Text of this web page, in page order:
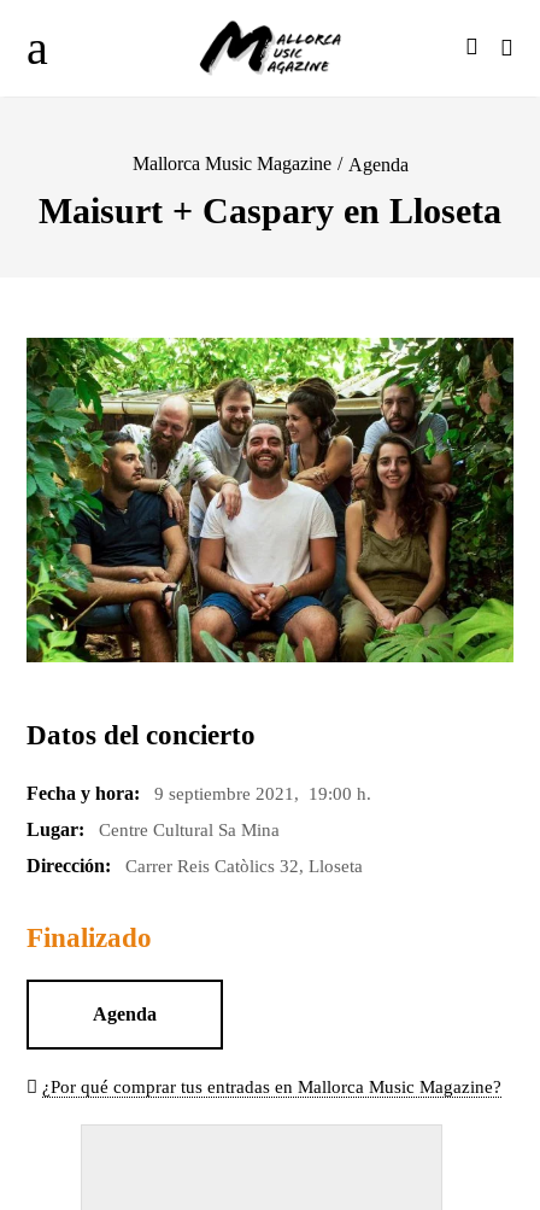
Mallorca Music Magazine / Agenda
Maisurt + Caspary en Lloseta
Datos del concierto
Fecha y hora: 9 septiembre 2021, 19:00 h.
Lugar: Centre Cultural Sa Mina
Dirección: Carrer Reis Catòlics 32, Lloseta
Finalizado
Agenda
¿Por qué comprar tus entradas en Mallorca Music Magazine?